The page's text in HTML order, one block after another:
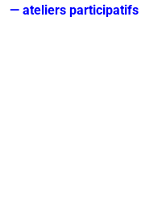
— ateliers participatifs